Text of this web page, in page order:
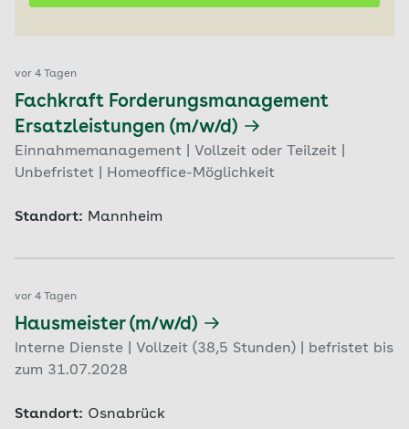
vor 4 Tagen
Fachkraft Forderungsmanagement
Ersatzleistungen (m/w/d)
Einnahmemanagement | Vollzeit oder Teilzeit |
Unbefristet | Homeoffice-Möglichkeit
Standort: Mannheim
vor 4 Tagen
Hausmeister (m/w/d)
Interne Dienste | Vollzeit (38,5 Stunden) | befristet bis
zum 31.07.2028
Standort: Osnabrück